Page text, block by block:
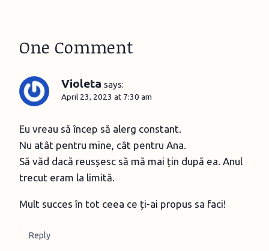
One Comment
Violeta says:
April 23, 2023 at 7:30 am
Eu vreau să încep să alerg constant.
Nu atât pentru mine, cât pentru Ana.
Să văd dacă reusșesc să mă mai țin după ea. Anul
trecut eram la limită.
Mult succes în tot ceea ce ți-ai propus sa faci!
Reply